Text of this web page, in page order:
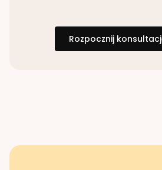
Rozpocznij